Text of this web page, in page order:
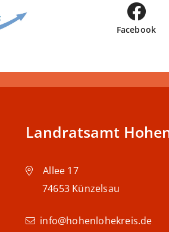
Facebook
Landratsamt
Allee 17
74653 Künzelsau
info@hohenlohekreis.de